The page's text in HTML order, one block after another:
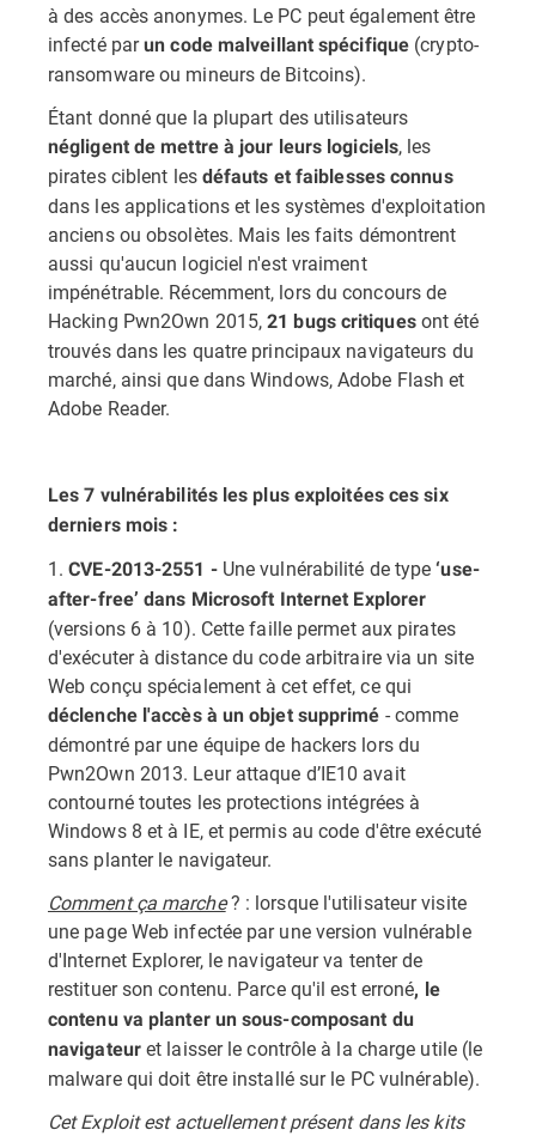
à des accès anonymes. Le PC peut également être
infecté parun code malveillant spécifique (crypto-
ransomware ou mineurs de Bitcoins).
Étant donné que la plupart des utilisateurs
négligent de mettre à jour leurs logiciels, les
pirates ciblent les défauts et faiblesses connus
dans les applications et les systèmes d'exploitation
anciens ou obsolètes. Mais les faits démontrent
aussi qu'aucun logiciel n'est vraiment
impénétrable. Récemment, lors du concours de
Hacking Pwn2Own 2015,21 bugs critiquesont été
trouvés dans les quatre principaux navigateurs du
marché, ainsi que dans Windows, Adobe Flash et
Adobe Reader.
Les 7 vulnérabilités les plus exploitées ces six
derniers mois :
1.CVE-2013-2551 - Une vulnérabilité de type‘use-
after-free’ dans Microsoft Internet Explorer
(versions 6 à 10). Cette faille permet aux pirates
d'exécuter à distance du code arbitraire via un site
Web conçu spécialement à cet effet, ce qui
déclenche l'accès à un objet supprimé - comme
démontré par une équipe de hackers lors du
Pwn2Own 2013. Leur attaque d’IE10 avait
contourné toutes les protections intégrées à
Windows 8 et à IE, et permis au code d'être exécuté
sans planter le navigateur.
Comment ça marche? : lorsque l'utilisateur visite
une page Web infectée par une version vulnérable
d'Internet Explorer, le navigateur va tenter de
restituer son contenu. Parce qu'il est erroné, le
contenu va planter un sous-composant du
navigateuret laisser le contrôle à la charge utile (le
malware qui doit être installé sur le PC vulnérable).
Cet Exploit est actuellement présent dans les kits